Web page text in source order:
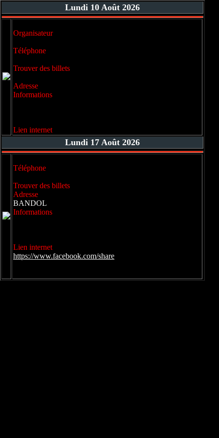
Lundi 10 Août 2026
Organisateur
Téléphone
Trouver des billets
Adresse
Informations
Lien internet
Lundi 17 Août 2026
Téléphone
Trouver des billets
Adresse
BANDOL
Informations
Lien internet
https://www.facebook.com/share